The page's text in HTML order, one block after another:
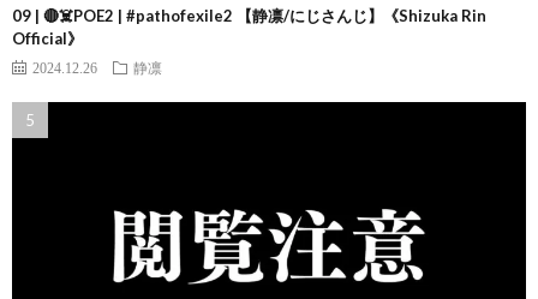
09 | 🔴☠️POE2 | #pathofexile2 【静凛/にじさんじ】《Shizuka Rin
Official》
2024.12.26 静凛